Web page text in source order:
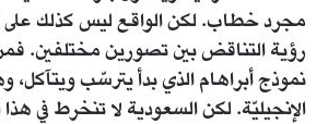
مجرد خطاب. لكن الواقع ليس كذلك على
رؤية التناقض بين تصورين مختلفين.
نموذج أبراهام الذي بدأ يترسّب ويتآكل،
الإنجيليّة. لكن السعودية لا تنخرط في